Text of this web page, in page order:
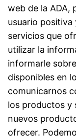
web de la ADA,
usuario
servicios que
utilizar la
informarle
disponibles en
comunicarnos
los productos y
nuevos
ofrecer.